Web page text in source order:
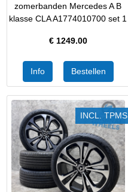
zomerbanden Mercedes A B
klasse CLA A1774010700 set 1
€ 1249.00
INCL. TPMS